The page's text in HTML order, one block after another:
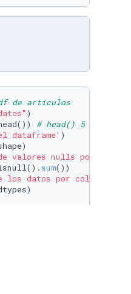
de artículos
# head() 5 Filas
dataframe'
valores nulls por
sum
los datos por columna'